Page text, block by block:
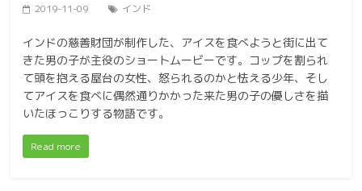
2019-11-09 インド
インドの慈善財団が制作した、アイスを食べようと街に出て
きた男の子が主役のショートムービーです。コップを割られ
て頭を抱える屋台の女性、怒られるのかと怯える少年、そし
てアイスを食べに偶然通りかかった来た男の子の優しさを描
いたほっこりする物語です。
Read more